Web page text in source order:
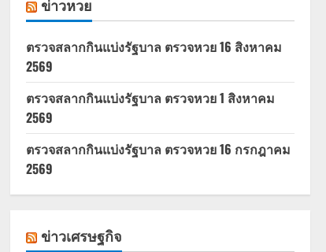
ข่าวหวย
ตรวจสลากกินแบ่งรัฐบาล ตรวจหวย 16 สิงหาคม
2569
ตรวจสลากกินแบ่งรัฐบาล ตรวจหวย 1 สิงหาคม
2569
ตรวจสลากกินแบ่งรัฐบาล ตรวจหวย 16 กรกฎาคม
2569
ข่าวเศรษฐกิจ